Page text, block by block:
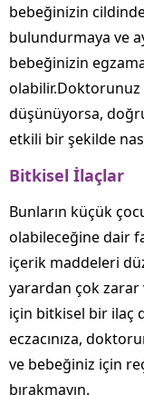
bebeğinizin
bulundurmaya ve
bebeğinizin
olabilir.Doktorunuz
düşünüyorsa,
etkili bir şekilde
Bitkisel İlaçlar
Bunların küçük
olabileceğine dair
içerik maddeleri
yarardan çok zarar
için bitkisel bir ilaç
eczacınıza,
ve bebeğiniz için
bırakmayın.